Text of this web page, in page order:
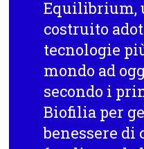
Equilibrium,
costruito
tecnologie
mondo ad
secondo i
Biofilia per
benessere di